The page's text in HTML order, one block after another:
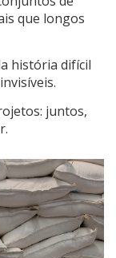
que longos
história difícil
juntos,